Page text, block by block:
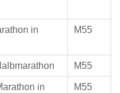
in
M55
M55
in
M55